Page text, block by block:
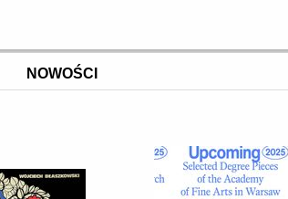
NOWOŚCI